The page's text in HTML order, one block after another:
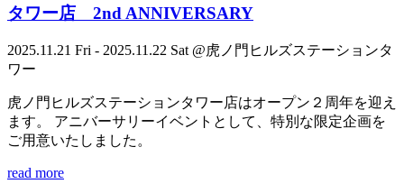
タワー店 2nd ANNIVERSARY
2025.11.21 Fri - 2025.11.22 Sat @虎ノ門ヒルズステーションタ
ワー
虎ノ門ヒルズステーションタワー店はオープン２周年を迎え
ます。 アニバーサリーイベントとして、特別な限定企画を
ご用意いたしました。
read more